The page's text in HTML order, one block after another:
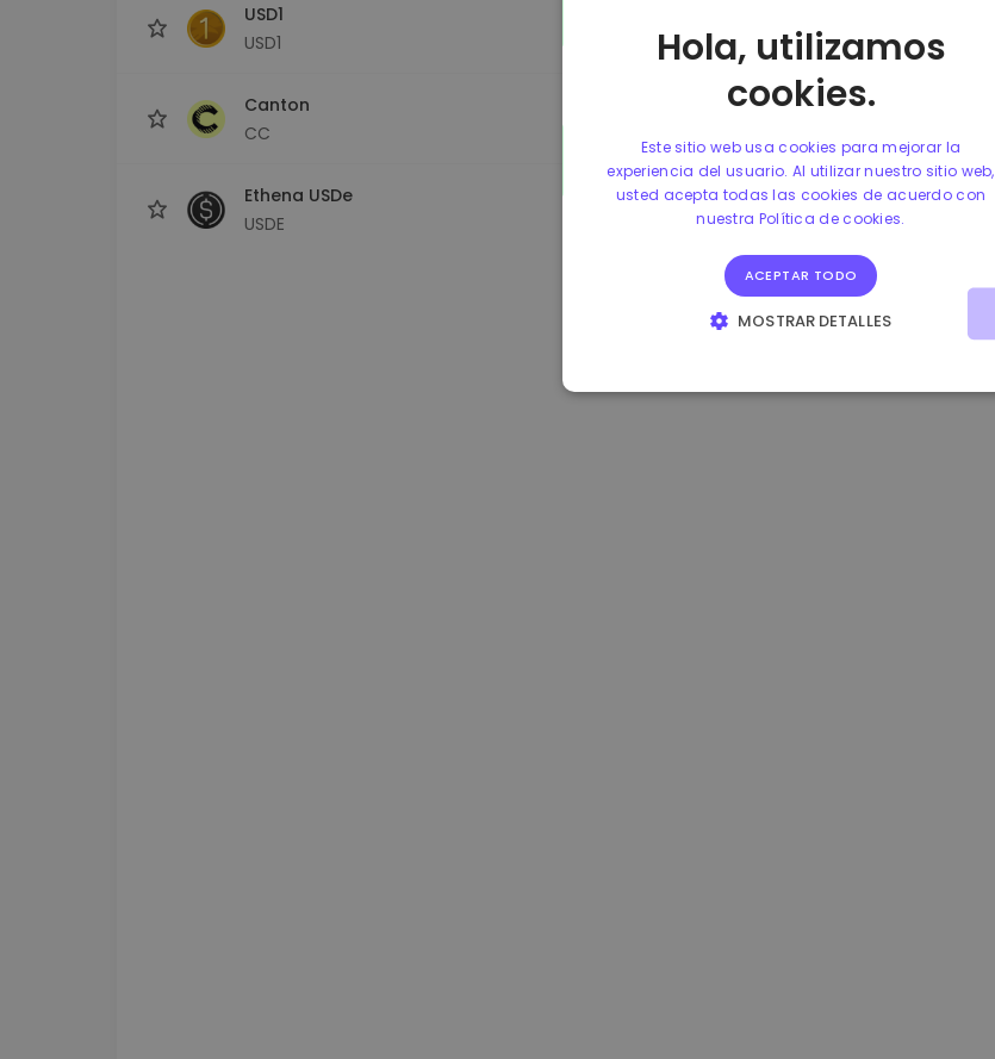
USD1
USD1
0.867692 € 0.00%
Canton
CC
Ethena USDe
USDE
0.867648 € 0.00%
Hola, utilizamos
cookies.
Este sitio web usa cookies para mejorar la
experiencia del usuario. Al utilizar nuestro sitio web,
usted acepta todas las cookies de acuerdo con
nuestra Política de cookies.
ACEPTAR TODO
MOSTRAR DETALLES